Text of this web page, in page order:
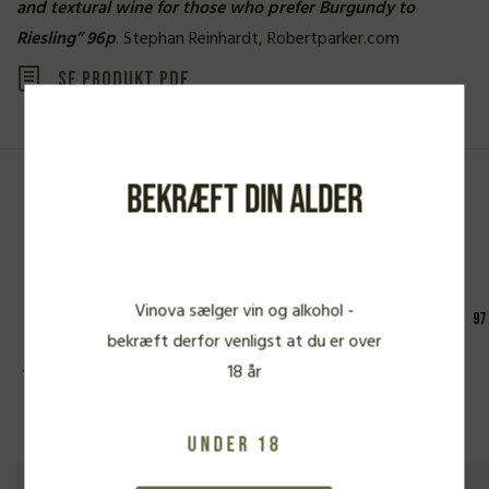
and textural wine for those who prefer Burgundy to
Riesling” 96p. Stephan Reinhardt, Robertparker.com
Se produkt PDF
Fra samme vinbonde
97 P
Bekræft din alder
Vinova sælger vin og alkohol -
bekræft derfor venligst at du er over
18 år
Under 18